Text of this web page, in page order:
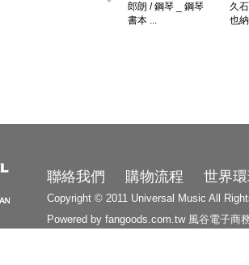
郎朗 / 鋼琴 _ 鋼琴
書本 ...
久
也
聯絡我們 購物流程 世界
Copyright © 2011 Universal Music All
Powered by fangoods.com.tw 風谷電子商